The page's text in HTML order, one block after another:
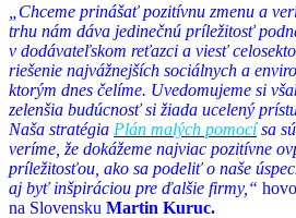
„Chceme prinášať pozitívnu zmenu a
trhu nám dáva jedinečnú príležitosť
v dodávateľskom reťazci a viesť
riešenie najvážnejších sociálnych a
ktorým dnes čelíme. Uvedomujeme si
zelenšia budúcnosť si žiada ucelený
Naša stratégia Plán malých pomocísa
veríme, že dokážeme najviac pozitívne
príležitosťou, ako sa podeliť o naše
aj byť inšpiráciou pre ďalšie firmy,“
na Slovensku Martin Kuruc.